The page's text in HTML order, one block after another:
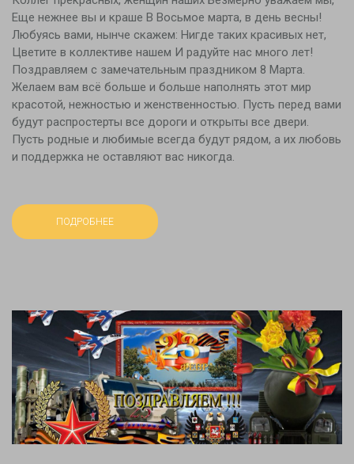
Еще нежнее вы и краше В Восьмое марта, в день весны!
Любуясь вами, нынче скажем: Нигде таких красивых нет,
Цветите в коллективе нашем И радуйте нас много лет!
Поздравляем с замечательным праздником 8 Марта.
Желаем вам всё больше и больше наполнять этот мир
красотой, нежностью и женственностью. Пусть перед вами
будут распростерты все дороги и открыты все двери.
Пусть родные и любимые всегда будут рядом, а их любовь
и поддержка не оставляют вас никогда.
ПОДРОБНЕЕ